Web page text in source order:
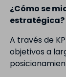
¿Cómo se
estratégica?
A través de
objetivos a